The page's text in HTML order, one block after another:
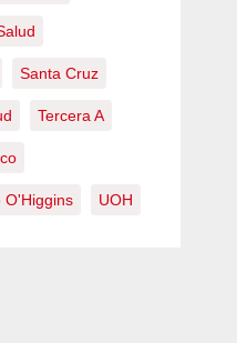
Santa Cruz
Tercera A
O'Higgins UOH